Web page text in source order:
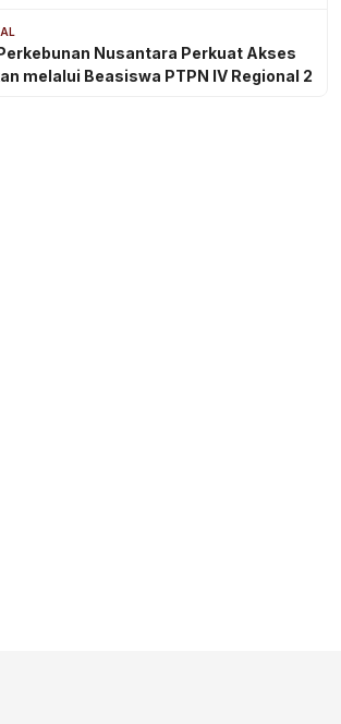
Nusantara Perkuat Akses
melalui Beasiswa PTPN IV Regional 2